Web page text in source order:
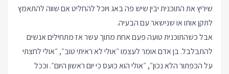
שיריץ את התוכנית יבין שיש פה באג ויוכל להחליט אם שווה להתאמץ
לתקן אותו או שנישאר עם הבעיה.
אבל כשהתוכנית טועה פעם אחת מתוך עשר אז מתחילים אנשים
להתבלבל. בן אדם אומר לעצמו ״אולי לא ראיתי טוב״, ״אולי לחצתי
על הכפתור הלא נכון״, ״אולי הוא כועס כי יום ראשון היום״. וככל